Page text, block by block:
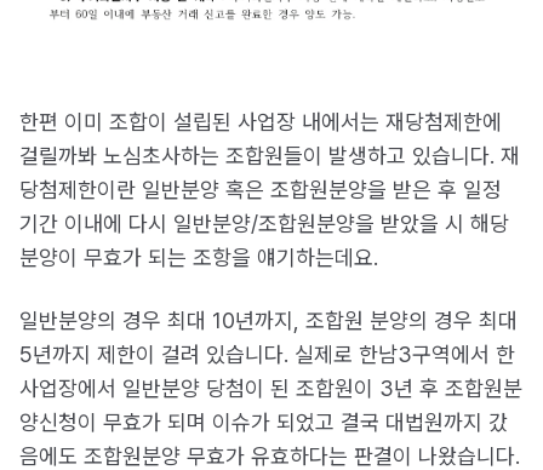
한편 이미 조합이 설립된 사업장 내에서는 재당첨제한에
걸릴까봐 노심초사하는 조합원들이 발생하고 있습니다. 재
당첨제한이란 일반분양 혹은 조합원분양을 받은 후 일정
기간 이내에 다시 일반분양/조합원분양을 받았을 시 해당
분양이 무효가 되는 조항을 얘기하는데요.
일반분양의 경우 최대 10년까지, 조합원 분양의 경우 최대
5년까지 제한이 걸려 있습니다. 실제로 한남3구역에서 한
사업장에서 일반분양 당첨이 된 조합원이 3년 후 조합원분
양신청이 무효가 되며 이슈가 되었고 결국 대법원까지 갔
음에도 조합원분양 무효가 유효하다는 판결이 나왔습니다.